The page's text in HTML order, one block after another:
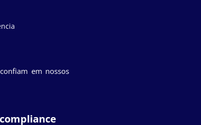
em nossos